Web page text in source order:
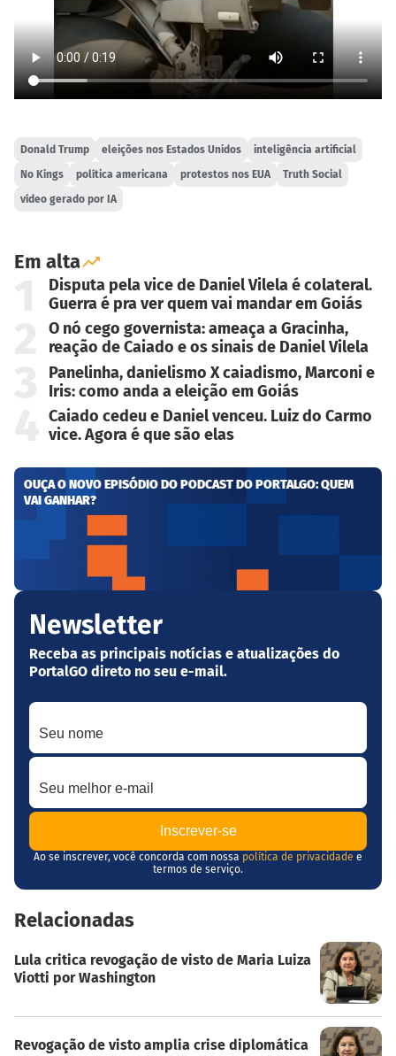
Donald Trump eleições nos Estados Unidos inteligência artificial
No Kings política americana protestos nos EUA Truth Social
vídeo gerado por IA
Em alta
Disputa pela vice de Daniel Vilela é colateral.
Guerra é pra ver quem vai mandar em Goiás
O nó cego governista: ameaça a Gracinha,
reação de Caiado e os sinais de Daniel Vilela
Panelinha, danielismo X caiadismo, Marconi e
Iris: como anda a eleição em Goiás
Caiado cedeu e Daniel venceu. Luiz do Carmo
vice. Agora é que são elas
OUÇA O NOVO EPISÓDIO DO PODCAST DO PORTALGO: QUEM
VAI GANHAR?
Newsletter
Receba as principais notícias e atualizações do
PortalGO direto no seu e-mail.
Seu nome
Seu melhor e-mail
Ao se inscrever, você concorda com nossa política de privacidade e
termos de serviço.
Relacionadas
Lula critica revogação de visto de Maria Luiza
Viotti por Washington
Revogação de visto amplia crise diplomática